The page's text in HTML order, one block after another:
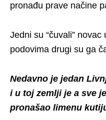
pronađu prave načine
Jedni su “čuvali”
podovima drugi su ga
Nedavno je jedan
i u toj zemlji je a sve
pronašao limenu